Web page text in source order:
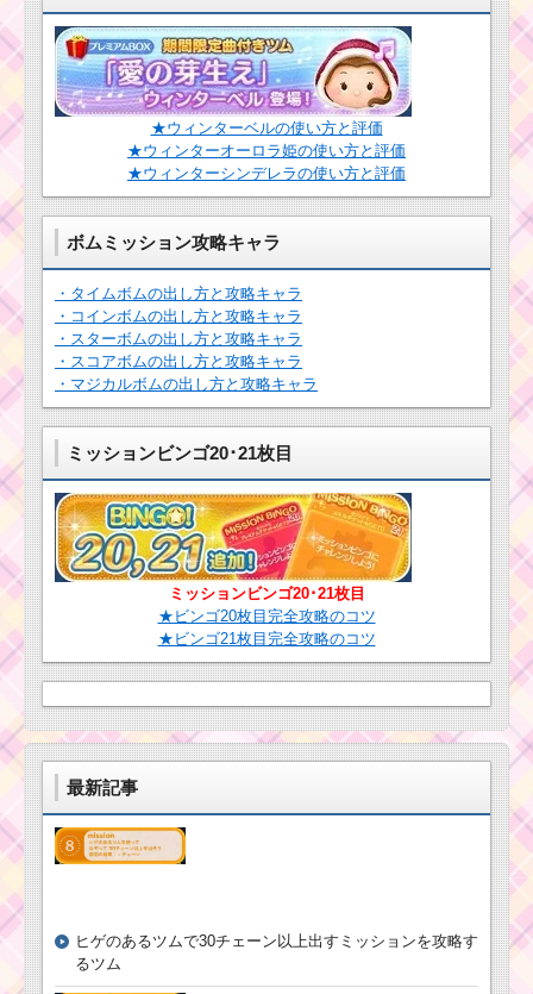
★ウィンターベルの使い方と評価
★ウィンターオーロラ姫の使い方と評価
★ウィンターシンデレラの使い方と評価
ボムミッション攻略キャラ
・タイムボムの出し方と攻略キャラ
・コインボムの出し方と攻略キャラ
・スターボムの出し方と攻略キャラ
・スコアボムの出し方と攻略キャラ
・マジカルボムの出し方と攻略キャラ
ミッションビンゴ20･21枚目
ミッションビンゴ20･21枚目
★ビンゴ20枚目完全攻略のコツ
★ビンゴ21枚目完全攻略のコツ
最新記事
ヒゲのあるツムで30チェーン以上出すミッションを攻略す
るツム